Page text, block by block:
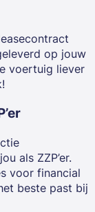
op jouw
voertuig liever
als ZZP’er.
voor financial
beste past bij